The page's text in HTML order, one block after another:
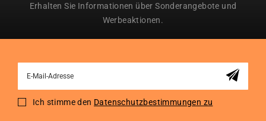
Erhalten Sie Informationen über Sonderangebote und
Werbeaktionen.
for
Ich stimme den Datenschutzbestimmungen zu